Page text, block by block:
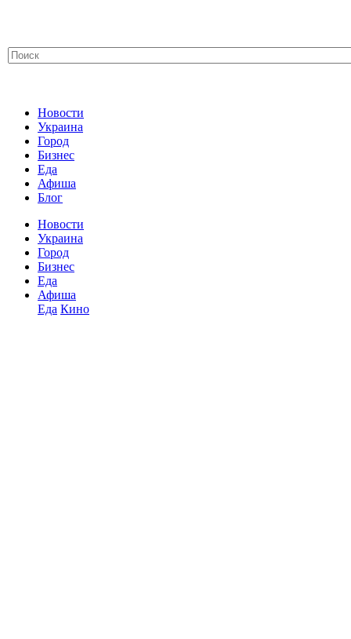
Новости
Украина
Город
Бизнес
Еда
Афиша
Блог
Новости
Украина
Город
Бизнес
Еда
Афиша
Еда Кино